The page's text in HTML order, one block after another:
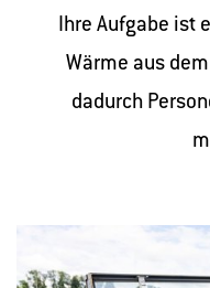
Ihre Aufgabe ist
Wärme aus
dadurch